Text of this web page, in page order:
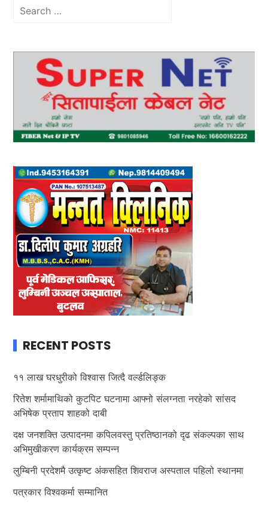
Search
RECENT POSTS
११ लाख घरधुरीको विश्वास जित्दै वर्ल्डलिङ्क
रितेश शर्मामाथिको कुटपिट घटनामा आफ्नो संलग्नता नरहेको सांसद
अभिषेक प्रताप शाहको दाबी
दक्ष जनशक्ति उत्पादनमा कपिलवस्तु प्रतिष्ठानको दृढ संकल्पका साथ
अभिमुखीकरण कार्यक्रम सम्पन्न
लुम्बिनी प्रदेशमै उत्कृष्ट अंकसहित शिवराज अस्पताल पहिलो स्थानमा
पत्रकार विश्वकर्मा सम्मानित